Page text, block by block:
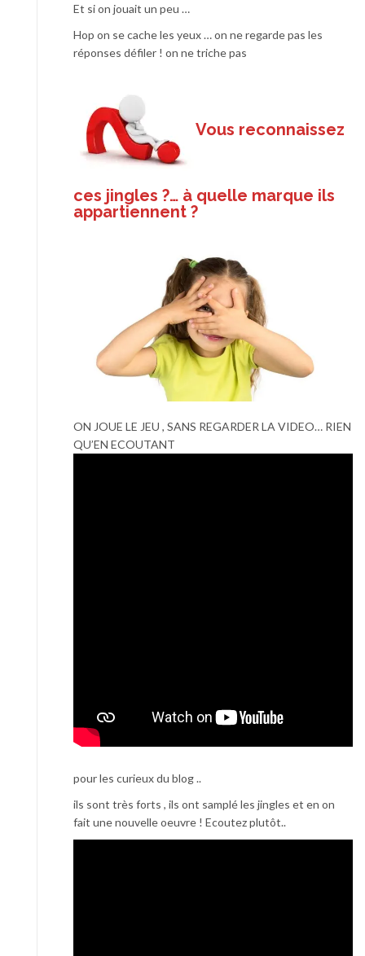
Et si on jouait un peu …
Hop on se cache les yeux … on ne regarde pas les
réponses défiler ! on ne triche pas
Vous reconnaissez
ces jingles ?… à quelle marque ils
appartiennent ?
ON JOUE LE JEU , SANS REGARDER LA VIDEO… RIEN
QU’EN ECOUTANT
pour les curieux du blog ..
ils sont très forts , ils ont samplé les jingles et en on
fait une nouvelle oeuvre ! Ecoutez plutôt..